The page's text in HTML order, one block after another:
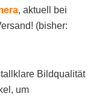
, aktuell bei
(bisher:
Bildqualität
um